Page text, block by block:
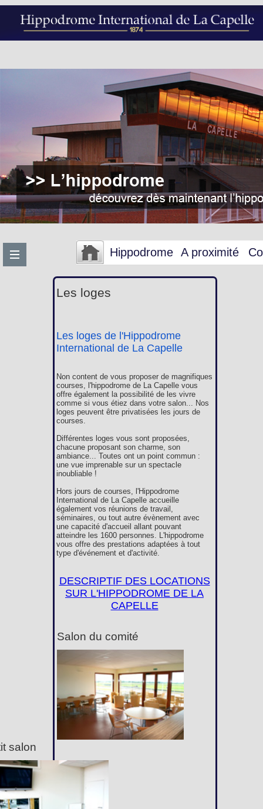
Hippodrome A proximité
Les loges
Les loges de l'Hippodrome
International de La Capelle
Non content de vous proposer de magnifiques
courses, l'hippodrome de La Capelle vous
offre également la possibilité de les vivre
comme si vous étiez dans votre salon... Nos
loges peuvent être privatisées les jours de
courses.
Différentes loges vous sont proposées,
chacune proposant son charme, son
ambiance... Toutes ont un point commun :
une vue imprenable sur un spectacle
inoubliable !
Hors jours de courses, l'Hippodrome
International de La Capelle accueille
également vos réunions de travail,
séminaires, ou tout autre évènement avec
une capacité d'accueil allant pouvant
atteindre les 1600 personnes. L'hippodrome
vous offre des prestations adaptées à tout
type d'événement et d'activité.
DESCRIPTIF DES LOCATIONS
SUR L'HIPPODROME DE LA
CAPELLE
Salon du comité
salon